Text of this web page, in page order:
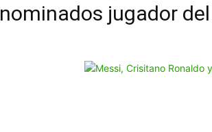
nominados jugador